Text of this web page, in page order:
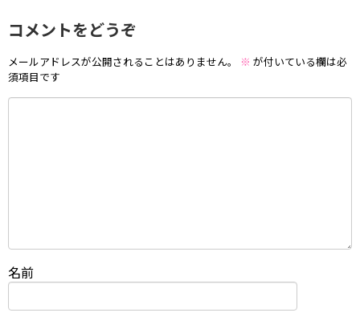
コメントをどうぞ
メールアドレスが公開されることはありません。 ※ が付いている欄は必
須項目です
名前